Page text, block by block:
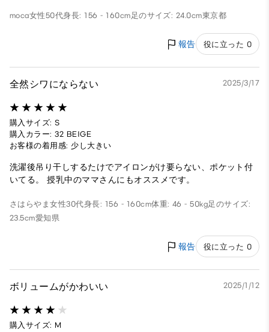
moca女性50代身長: 156 - 160cm足のサイズ: 24.0cm東京都
報告 役に立った 0
全然シワにならない 2025/3/17
購入サイズ: S
購入カラー: 32 BEIGE
お客様の着用感: 少し大きい
洗濯後吊り干しするたけでアイロンがけ要らない、ポケット付
いてる。 授乳中のママさんにもオススメです。
さはらやま女性30代身長: 156 - 160cm体重: 46 - 50kg足のサイズ:
23.5cm愛知県
報告 役に立った 0
ボリュームがかわいい 2025/1/12
購入サイズ: M